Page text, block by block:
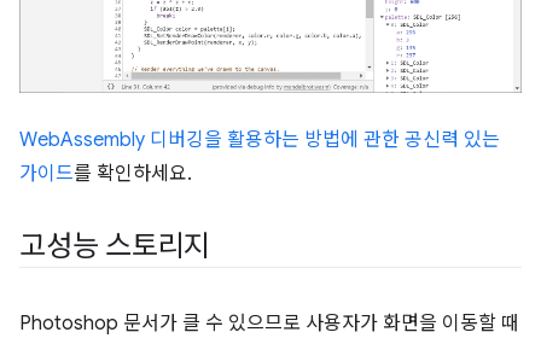
WebAssembly 디버깅을 활용하는 방법에 관한 공신력 있는
가이드를 확인하세요.
고성능 스토리지
Photoshop 문서가 클 수 있으므로 사용자가 화면을 이동할 때